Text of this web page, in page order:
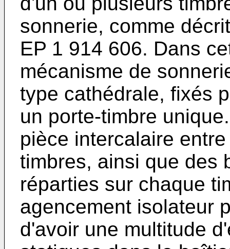
sonnerie, comme
EP 1 914 606. Dans
mécanisme de
type cathédrale, fixés
un porte-timbre
pièce intercalaire
timbres, ainsi que des
réparties sur chaque
agencement isolateur
d'avoir une multitude